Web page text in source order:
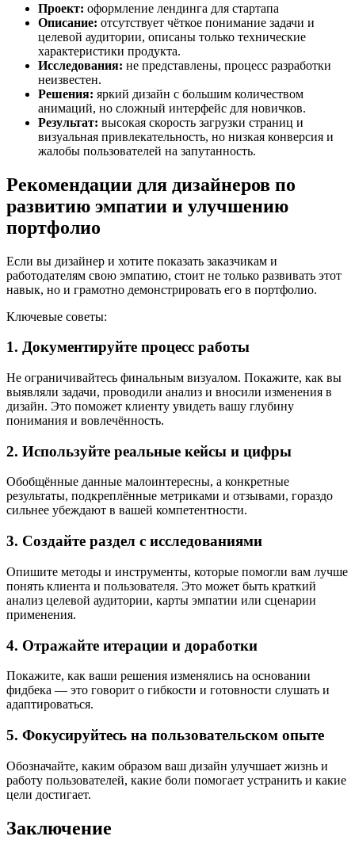
Проект: оформление лендинга для стартапа
Описание: отсутствует чёткое понимание задачи и
целевой аудитории, описаны только технические
характеристики продукта.
Исследования: не представлены, процесс разработки
неизвестен.
Решения: яркий дизайн с большим количеством
анимаций, но сложный интерфейс для новичков.
Результат: высокая скорость загрузки страниц и
визуальная привлекательность, но низкая конверсия и
жалобы пользователей на запутанность.
Рекомендации для дизайнеров по
развитию эмпатии и улучшению
портфолио
Если вы дизайнер и хотите показать заказчикам и
работодателям свою эмпатию, стоит не только развивать этот
навык, но и грамотно демонстрировать его в портфолио.
Ключевые советы:
1. Документируйте процесс работы
Не ограничивайтесь финальным визуалом. Покажите, как вы
выявляли задачи, проводили анализ и вносили изменения в
дизайн. Это поможет клиенту увидеть вашу глубину
понимания и вовлечённость.
2. Используйте реальные кейсы и цифры
Обобщённые данные малоинтересны, а конкретные
результаты, подкреплённые метриками и отзывами, гораздо
сильнее убеждают в вашей компетентности.
3. Создайте раздел с исследованиями
Опишите методы и инструменты, которые помогли вам лучше
понять клиента и пользователя. Это может быть краткий
анализ целевой аудитории, карты эмпатии или сценарии
применения.
4. Отражайте итерации и доработки
Покажите, как ваши решения изменялись на основании
фидбека — это говорит о гибкости и готовности слушать и
адаптироваться.
5. Фокусируйтесь на пользовательском опыте
Обозначайте, каким образом ваш дизайн улучшает жизнь и
работу пользователей, какие боли помогает устранить и какие
цели достигает.
Заключение